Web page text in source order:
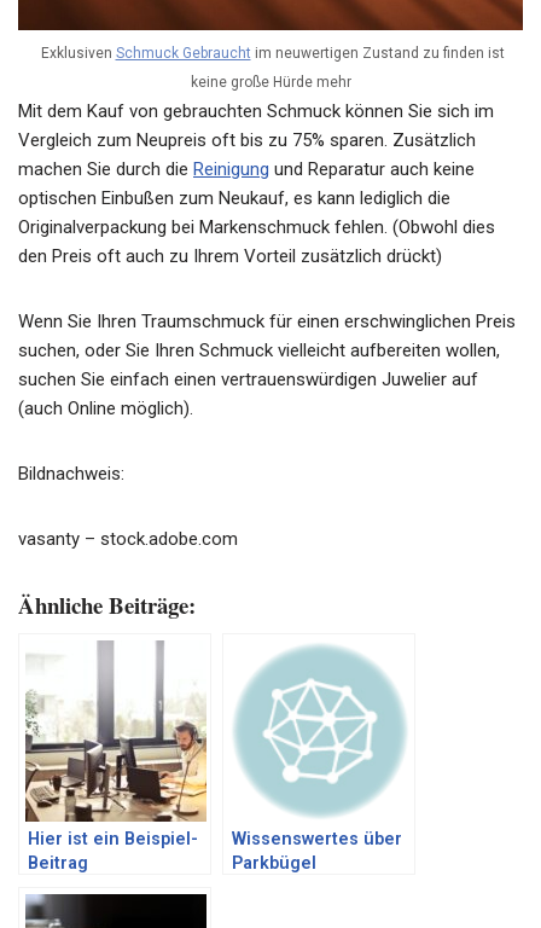
Exklusiven Schmuck Gebraucht im neuwertigen Zustand zu finden ist
keine große Hürde mehr
Mit dem Kauf von gebrauchten Schmuck können Sie sich im
Vergleich zum Neupreis oft bis zu 75% sparen. Zusätzlich
machen Sie durch die Reinigung und Reparatur auch keine
optischen Einbußen zum Neukauf, es kann lediglich die
Originalverpackung bei Markenschmuck fehlen. (Obwohl dies
den Preis oft auch zu Ihrem Vorteil zusätzlich drückt)
Wenn Sie Ihren Traumschmuck für einen erschwinglichen Preis
suchen, oder Sie Ihren Schmuck vielleicht aufbereiten wollen,
suchen Sie einfach einen vertrauenswürdigen Juwelier auf
(auch Online möglich).
Bildnachweis:
vasanty – stock.adobe.com
Ähnliche Beiträge:
Hier ist ein Beispiel-
Beitrag
Wissenswertes über
Parkbügel